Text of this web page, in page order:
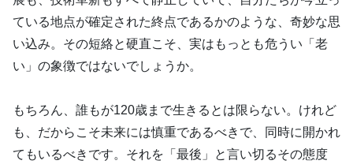
ている地点が確定された終点であるかのような、奇妙な思
い込み。その短絡と硬直こそ、実はもっとも危うい「老
い」の象徴ではないでしょうか。
もちろん、誰もが120歳まで生きるとは限らない。けれど
も、だからこそ未来には慎重であるべきで、同時に開かれ
てもいるべきです。それを「最後」と言い切るその態度